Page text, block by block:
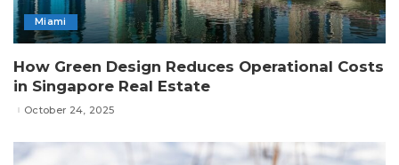
Miami
How Green Design Reduces Operational Costs
in Singapore Real Estate
October 24, 2025